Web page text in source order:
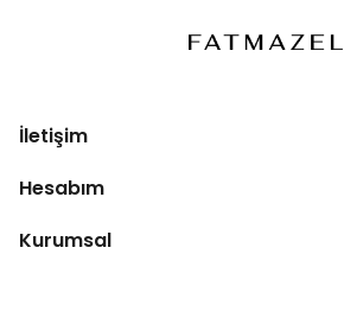
İletişim
Hesabım
Kurumsal